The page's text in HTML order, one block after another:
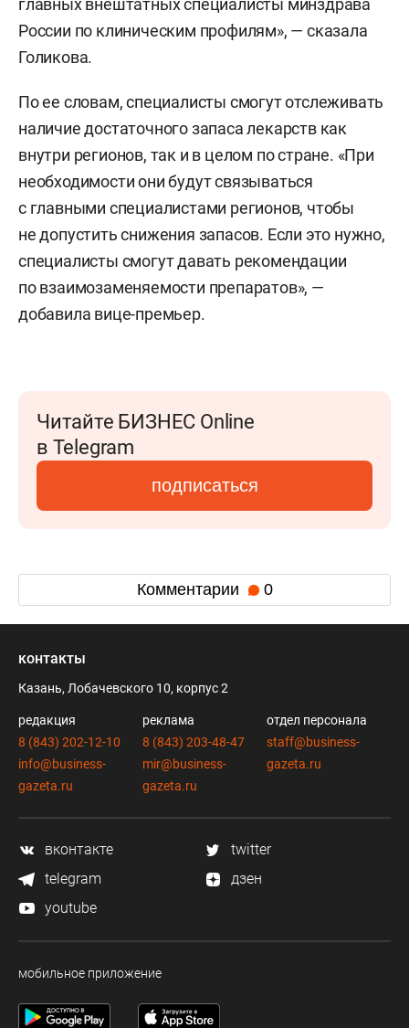
России по клиническим профилям», — сказала
Голикова.
По ее словам, специалисты смогут отслеживать
наличие достаточного запаса лекарств как
внутри регионов, так и в целом по стране. «При
необходимости они будут связываться
с главными специалистами регионов, чтобы
не допустить снижения запасов. Если это нужно,
специалисты смогут давать рекомендации
по взаимозаменяемости препаратов», —
добавила вице-премьер.
Читайте БИЗНЕС Online
в Telegram
подписаться
Комментарии 0
контакты
Казань, Лобачевского 10, корпус 2
редакция
8 (843) 202-12-10
info@business-
gazeta.ru
реклама
8 (843) 203-48-47
mir@business-
gazeta.ru
отдел персонала
staff@business-
gazeta.ru
вконтакте
twitter
telegram
дзен
youtube
мобильное приложение